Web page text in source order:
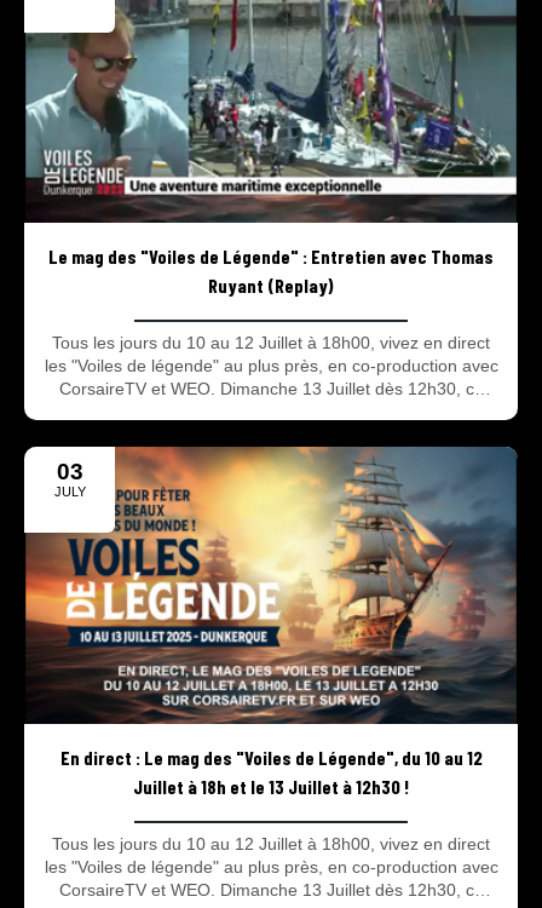
Le mag des "Voiles de Légende" : Entretien avec Thomas
Ruyant (Replay)
Tous les jours du 10 au 12 Juillet à 18h00, vivez en direct
les "Voiles de légende" au plus près, en co-production avec
CorsaireTV et WEO. Dimanche 13 Juillet dès 12h30, ce
03
JULY
En direct : Le mag des "Voiles de Légende", du 10 au 12
Juillet à 18h et le 13 Juillet à 12h30 !
Tous les jours du 10 au 12 Juillet à 18h00, vivez en direct
les "Voiles de légende" au plus près, en co-production avec
CorsaireTV et WEO. Dimanche 13 Juillet dès 12h30, ce